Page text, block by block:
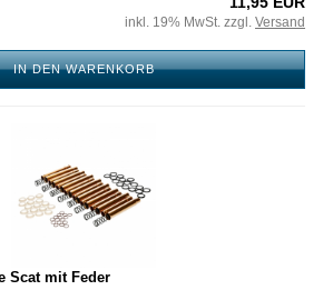
inkl. 19% MwSt. zzgl. Versand
IN DEN WARENKORB
Scat mit Feder